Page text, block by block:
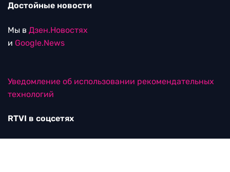
Достойные новости
Мы в Дзен.Новостях
и Google.News
Уведомление об использовании рекомендательных
технологий
RTVI в соцсетях